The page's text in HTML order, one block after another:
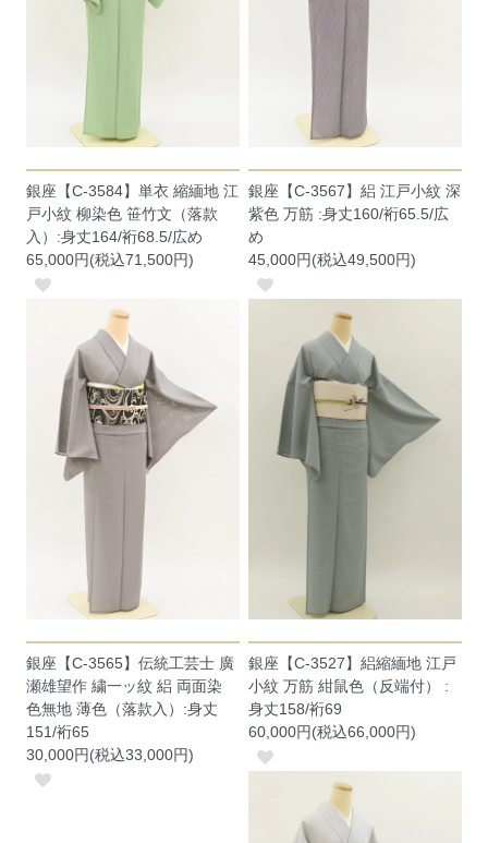
銀座【C-3584】単衣 縮緬地 江
戸小紋 柳染色 笹竹文（落款
入）:身丈164/裄68.5/広め
65,000円(税込71,500円)
銀座【C-3567】絽 江戸小紋 深
紫色 万筋 :身丈160/裄65.5/広
め
45,000円(税込49,500円)
銀座【C-3565】伝統工芸士 廣
瀬雄望作 繍一ッ紋 絽 両面染
色無地 薄色（落款入）:身丈
151/裄65
30,000円(税込33,000円)
銀座【C-3527】絽縮緬地 江戸
小紋 万筋 紺鼠色（反端付） :
身丈158/裄69
60,000円(税込66,000円)